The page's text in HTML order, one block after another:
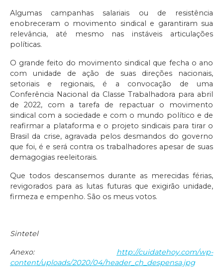
Algumas campanhas salariais ou de resistência
enobreceram o movimento sindical e garantiram sua
relevância, até mesmo nas instáveis articulações
políticas.
O grande feito do movimento sindical que fecha o ano
com unidade de ação de suas direções nacionais,
setoriais e regionais, é a convocação de uma
Conferência Nacional da Classe Trabalhadora para abril
de 2022, com a tarefa de repactuar o movimento
sindical com a sociedade e com o mundo político e de
reafirmar a plataforma e o projeto sindicais para tirar o
Brasil da crise, agravada pelos desmandos do governo
que foi, é e será contra os trabalhadores apesar de suas
demagogias reeleitorais.
Que todos descansemos durante as merecidas férias,
revigorados para as lutas futuras que exigirão unidade,
firmeza e empenho. São os meus votos.
Sintetel
Anexo: http://cuidatehoy.com/wp-
content/uploads/2020/04/header_ch_despensa.jpg